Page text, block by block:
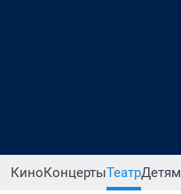
КиноКонцертыТеатрДетям